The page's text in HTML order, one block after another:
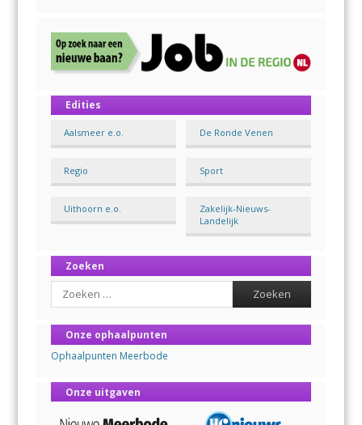
Edities
Aalsmeer e.o. De Ronde Venen
Regio Sport
Uithoorn e.o.
Zakelijk-Nieuws-
Landelijk
Zoeken
Search
Onze ophaalpunten
Ophaalpunten Meerbode
Onze uitgaven